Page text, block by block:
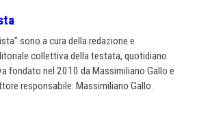
sono a cura della redazione e
collettiva della testata, quotidiano
fondato nel 2010 da Massimiliano Gallo e
responsabile: Massimiliano Gallo.